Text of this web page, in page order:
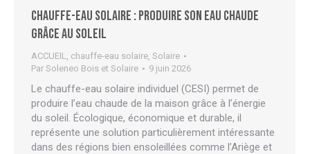
Chauffe-eau solaire : produire son eau chaude
grâce au soleil
ACCUEIL chauffe-eau solaire Solaire
Par Soleneo Bois et Solaire 9 juin 2026
Le chauffe-eau solaire individuel (CESI) permet de
produire l’eau chaude de la maison grâce à l’énergie
du soleil. Écologique, économique et durable, il
représente une solution particulièrement intéressante
dans des régions bien ensoleillées comme l’Ariège et